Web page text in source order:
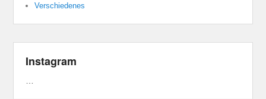
Verschiedenes
Instagram